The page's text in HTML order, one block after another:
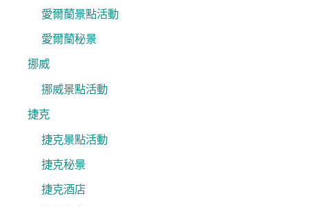
愛爾蘭景點活動
愛爾蘭秘景
挪威
挪威景點活動
捷克
捷克景點活動
捷克秘景
捷克酒店